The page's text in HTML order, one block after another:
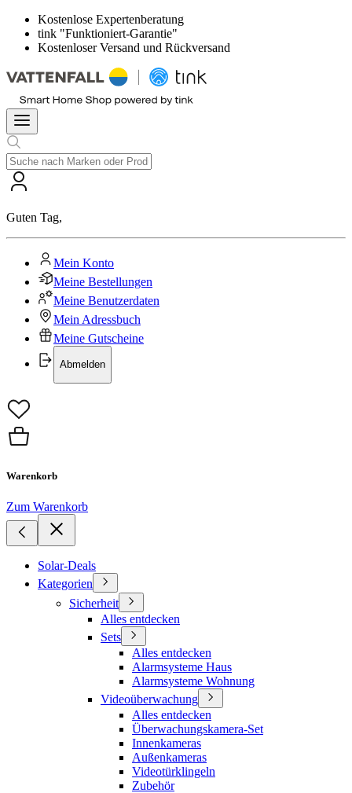
Kostenlose Expertenberatung
tink "Funktioniert-Garantie"
Kostenloser Versand und Rückversand
Guten Tag,
Mein Konto
Meine Bestellungen
Meine Benutzerdaten
Mein Adressbuch
Meine Gutscheine
Abmelden
Warenkorb
Zum Warenkorb
Solar-Deals
Kategorien
Sicherheit
Alles entdecken
Sets
Alles entdecken
Alarmsysteme Haus
Alarmsysteme Wohnung
Videoüberwachung
Alles entdecken
Überwachungskamera-Set
Innenkameras
Außenkameras
Videotürklingeln
Zubehör